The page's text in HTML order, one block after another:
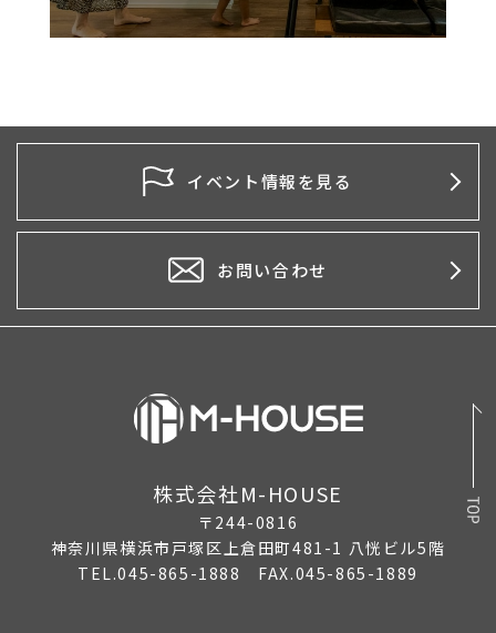
イベント情報を見る
お問い合わせ
株式会社M-HOUSE
〒244-0816
神奈川県横浜市戸塚区上倉田町481-1 八恍ビル5階
TEL.045-865-1888 FAX.045-865-1889